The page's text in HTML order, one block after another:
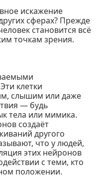
искажение
сферах? Прежде
становится всё
точкам зрения.
клетки
слышим или даже
— будь
тела или мимика.
создаёт
другого
что у людей,
этих нейронов
с теми, кто
положении.